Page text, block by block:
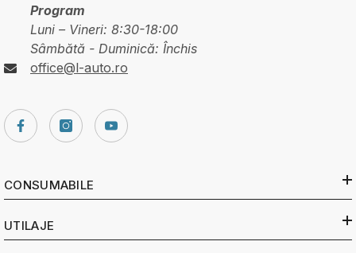
Program
Luni – Vineri: 8:30-18:00
Sâmbătă - Duminică: Închis
office@l-auto.ro
CONSUMABILE
UTILAJE